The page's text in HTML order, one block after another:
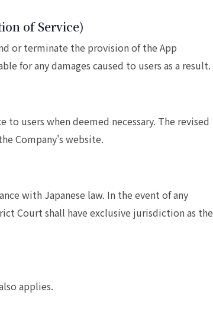
of Service)
or terminate the provision of the App
for any damages caused to users as a result.
users when deemed necessary. The revised
Company's website.
with Japanese law. In the event of any
Court shall have exclusive jurisdiction as the
applies.